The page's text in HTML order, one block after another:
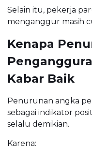
Selain itu, pekerja
menganggur masih
Kenapa
Kabar Baik
Penurunan angka
sebagai indikator
selalu demikian.
Karena: